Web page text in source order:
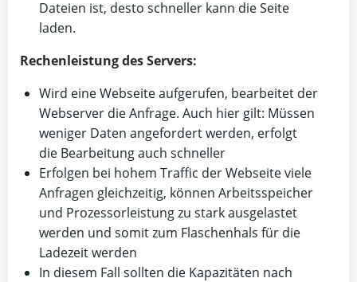
Dateien ist, desto schneller kann die Seite
laden.
Rechenleistung des Servers:
Wird eine Webseite aufgerufen, bearbeitet der
Webserver die Anfrage. Auch hier gilt: Müssen
weniger Daten angefordert werden, erfolgt
die Bearbeitung auch schneller
Erfolgen bei hohem Traffic der Webseite viele
Anfragen gleichzeitig, können Arbeitsspeicher
und Prozessorleistung zu stark ausgelastet
werden und somit zum Flaschenhals für die
Ladezeit werden
In diesem Fall sollten die Kapazitäten nach